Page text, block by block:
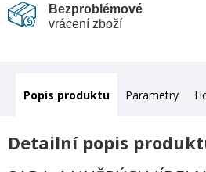
Bezproblémové
vrácení zboží
Popis Parametry
Detailní popis